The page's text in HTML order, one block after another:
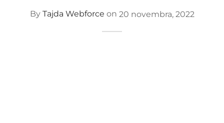
By Tajda Webforce on 20 novembra, 2022